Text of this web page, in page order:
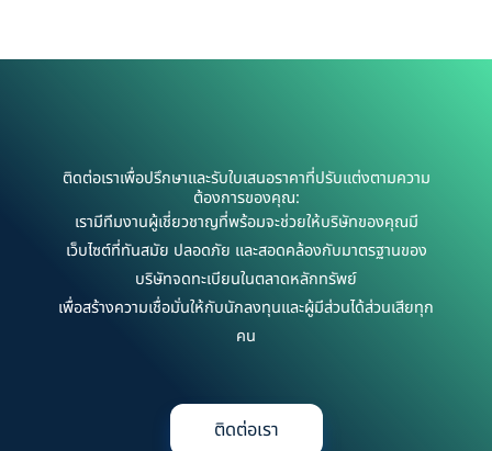
ติดต่อเราเพื่อปรึกษาและรับใบเสนอราคาที่ปรับแต่งตามความ
ต้องการของคุณ:
เรามีทีมงานผู้เชี่ยวชาญที่พร้อมจะช่วยให้บริษัทของคุณมี
เว็บไซต์ที่ทันสมัย ปลอดภัย และสอดคล้องกับมาตรฐานของ
บริษัทจดทะเบียนในตลาดหลักทรัพย์
เพื่อสร้างความเชื่อมั่นให้กับนักลงทุนและผู้มีส่วนได้ส่วนเสียทุก
คน
ติดต่อเรา